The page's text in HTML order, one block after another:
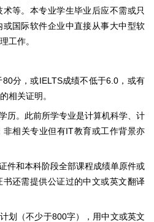
等。本专业学生毕业后应不需或只
国际软件企业中直接从事大中型软
工作。
分，或IELTS成绩不低于6.0，或有
相关证明。
历。此前所学专业是计算机科学、计
相关专业但有IT教育或工作背景亦
件和本科阶段全部课程成绩单原件或
还需提供公证过的中文或英文翻译
划（不少于800字），用中文或英文